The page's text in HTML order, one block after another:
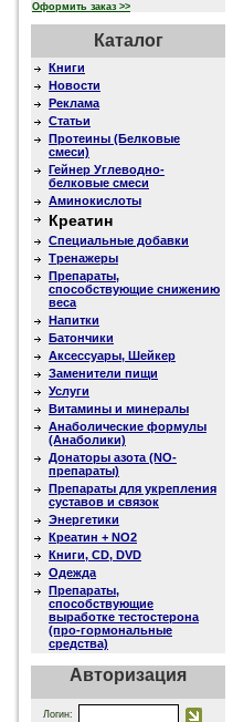
Оформить заказ >>
Каталог
Книги
Новости
Реклама
Статьи
Протеины (Белковые
смеси)
Гейнер Углеводно-
белковые смеси
Аминокислоты
Креатин
Специальные добавки
Тренажеры
Препараты,
способствующие снижению
веса
Напитки
Батончики
Аксессуары, Шейкер
Заменители пищи
Услуги
Витамины и минералы
Анаболические формулы
(Анаболики)
Донаторы азота (NO-
препараты)
Препараты для укрепления
суставов и связок
Энергетики
Креатин + NO2
Книги, CD, DVD
Одежда
Препараты,
способствующие
выработке тестостерона
(про-гормональные
средства)
Авторизация
Логин: